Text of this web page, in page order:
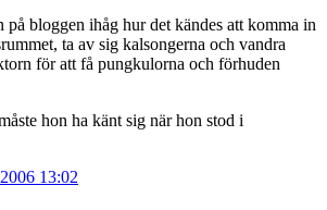
på bloggen ihåg hur det kändes att komma in
ta av sig kalsongerna och vandra
för att få pungkulorna och förhuden
hon ha känt sig när hon stod i
13:02